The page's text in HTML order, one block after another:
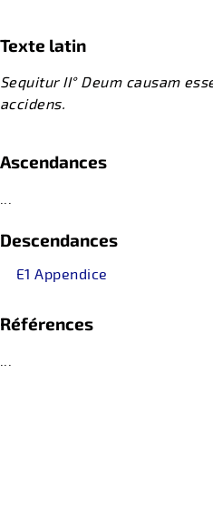
Texte latin
Sequitur II° Deum causam
accidens.
Ascendances
Descendances
E1 Appendice
Références